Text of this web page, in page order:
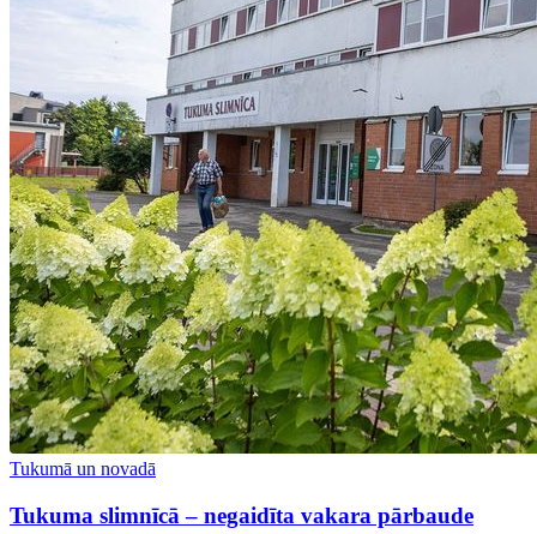
Tukumā un novadā
Tukuma slimnīcā – negaidīta vakara pārbaude